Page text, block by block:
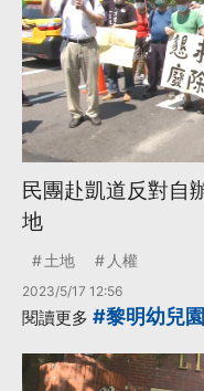
民團赴凱道反對自
地
土地 人權
2023/5/17 12:56
閱讀更多 #黎明幼兒園